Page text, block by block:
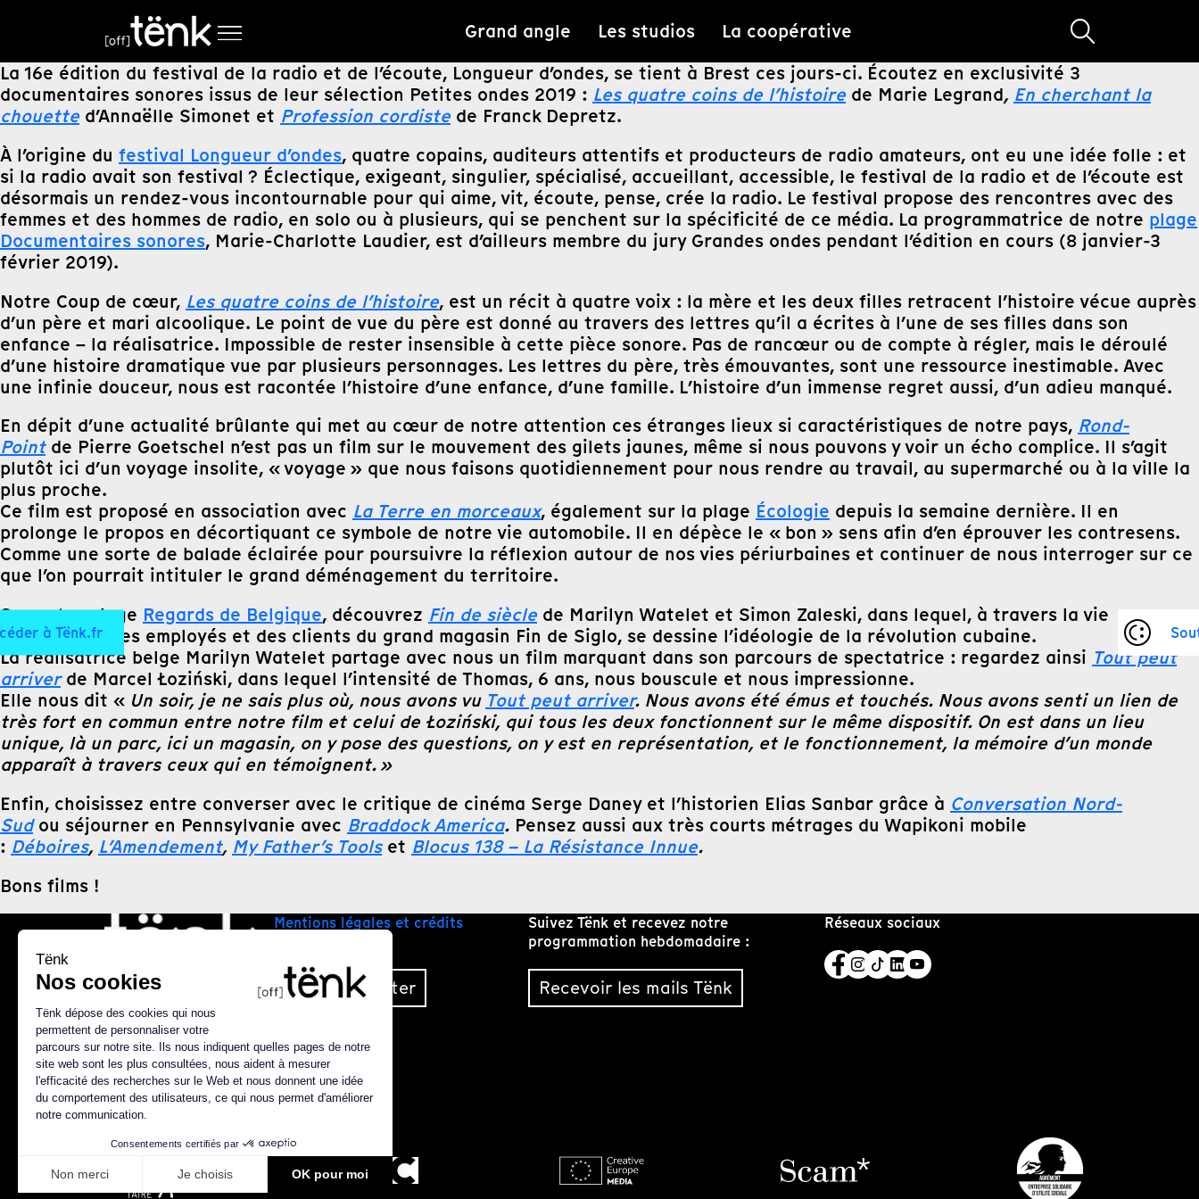
Grand angle Les studios La coopérative
à Tënk.fr
La 16e édition du festival de la radio et de l’écoute, Longueur d’ondes, se tient à Brest ces jours-ci. Écoutez en exclusivité 3
documentaires sonores issus de leur sélection Petites ondes 2019 : Les quatre coins de l’histoire de Marie Legrand, En cherchant la
chouetted’Annaëlle Simonet et Profession cordiste de Franck Depretz.
À l’origine du festival Longueur d’ondes, quatre copains, auditeurs attentifs et producteurs de radio amateurs, ont eu une idée folle : et
si la radio avait son festival ? Éclectique, exigeant, singulier, spécialisé, accueillant, accessible, le festival de la radio et de l’écoute est
désormais un rendez-vous incontournable pour qui aime, vit, écoute, pense, crée la radio. Le festival propose des rencontres avec des
femmes et des hommes de radio, en solo ou à plusieurs, qui se penchent sur la spécificité de ce média. La programmatrice de notre plage
Documentaires sonores, Marie-Charlotte Laudier, est d’ailleurs membre du jury Grandes ondes pendant l’édition en cours (8 janvier-3
février 2019).
Notre Coup de cœur, Les quatre coins de l’histoire, est un récit à quatre voix : la mère et les deux filles retracent l’histoire vécue auprès
d’un père et mari alcoolique. Le point de vue du père est donné au travers des lettres qu’il a écrites à l’une de ses filles dans son
enfance – la réalisatrice. Impossible de rester insensible à cette pièce sonore. Pas de rancœur ou de compte à régler, mais le déroulé
d’une histoire dramatique vue par plusieurs personnages. Les lettres du père, très émouvantes, sont une ressource inestimable. Avec
une infinie douceur, nous est racontée l’histoire d’une enfance, d’une famille. L’histoire d’un immense regret aussi, d’un adieu manqué.
En dépit d’une actualité brûlante qui met au cœur de notre attention ces étranges lieux si caractéristiques de notre pays, Rond-
Point de Pierre Goetschel n’est pas un film sur le mouvement des gilets jaunes, même si nous pouvons y voir un écho complice. Il s’agit
plutôt ici d’un voyage insolite, « voyage » que nous faisons quotidiennement pour nous rendre au travail, au supermarché ou à la ville la
plus proche.
Ce film est proposé en association avec La Terre en morceaux, également sur la plage Écologie depuis la semaine dernière. Il en
prolonge le propos en décortiquant ce symbole de notre vie automobile. Il en dépèce le « bon » sens afin d’en éprouver les contresens.
Comme une sorte de balade éclairée pour poursuivre la réflexion autour de nos vies périurbaines et continuer de nous interroger sur ce
que l’on pourrait intituler le grand déménagement du territoire.
Sur notre plage Regards de Belgique, découvrez Fin de siècle de Marilyn Watelet et Simon Zaleski, dans lequel, à travers la vie
quotidienne des employés et des clients du grand magasin Fin de Siglo, se dessine l’idéologie de la révolution cubaine.
La réalisatrice belge Marilyn Watelet partage avec nous un film marquant dans son parcours de spectatrice : regardez ainsi Tout peut
arriver de Marcel Łoziński, dans lequel l’intensité de Thomas, 6 ans, nous bouscule et nous impressionne.
Elle nous dit « Un soir, je ne sais plus où, nous avons vu Tout peut arriver. Nous avons été émus et touchés. Nous avons senti un lien de
très fort en commun entre notre film et celui de Łoziński, qui tous les deux fonctionnent sur le même dispositif. On est dans un lieu
unique, là un parc, ici un magasin, on y pose des questions, on y est en représentation, et le fonctionnement, la mémoire d’un monde
apparaît à travers ceux qui en témoignent. »
Enfin, choisissez entre converser avec le critique de cinéma Serge Daney et l’historien Elias Sanbar grâce à Conversation Nord-
Sudou séjourner en Pennsylvanie avec Braddock America. Pensez aussi aux très courts métrages du Wapikoni mobile
: Déboires, L’Amendement, My Father’s Tools et Blocus 138 – La Résistance Innue.
Bons films !
Mentions légales et crédits
Nous contacter
Suivez Tënk et recevez notre
programmation hebdomadaire :
Recevoir les mails Tënk
Réseaux sociaux